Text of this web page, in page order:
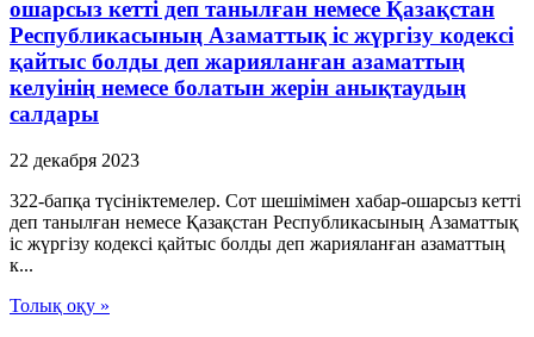
ошарсыз кетті деп танылған немесе Қазақстан
Республикасының Азаматтық іс жүргізу кодексі
қайтыс болды деп жарияланған азаматтың
келуінің немесе болатын жерін анықтаудың
салдары
22 декабря 2023
322-бапқа түсініктемелер. Сот шешімімен хабар-ошарсыз кетті
деп танылған немесе Қазақстан Республикасының Азаматтық
іс жүргізу кодексі қайтыс болды деп жарияланған азаматтың
к...
Толық оқу »